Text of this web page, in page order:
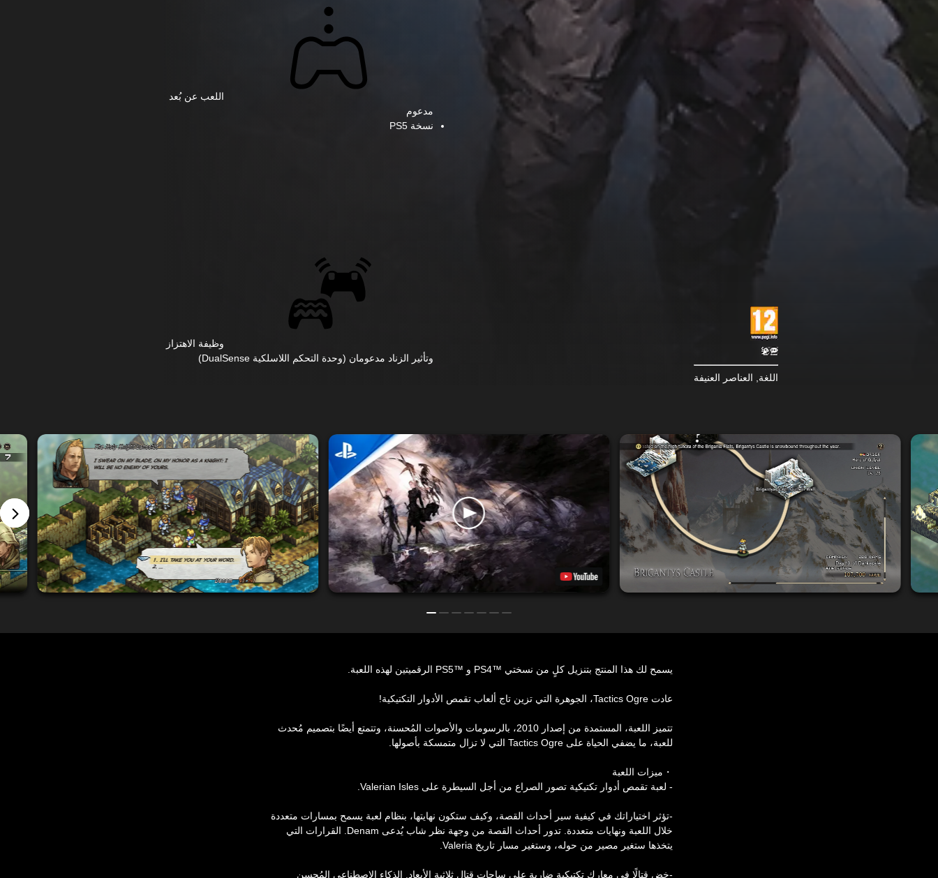
اللعب عن بُعد
مدعوم
نسخة PS5‏
وظيفة الاهتزاز
وتأثير الزناد مدعومان (وحدة التحكم اللاسلكية DualSense‏)
اللغة, العناصر العنيفة
يسمح لك هذا المنتج بتنزيل كلٍ من نسختي PS4™‎ و PS5™‎ الرقميتين لهذه اللعبة.
عادت Tactics Ogre، الجوهرة التي تزين تاج ألعاب تقمص الأدوار التكتيكية!
تتميز اللعبة، المستمدة من إصدار 2010، بالرسومات والأصوات المُحسنة، وتتمتع أيضًا بتصميم مُحدث
للعبة، ما يضفي الحياة على Tactics Ogre التي لا تزال متمسكة بأصولها.
・ميزات اللعبة
- لعبة تقمص أدوار تكتيكية تصور الصراع من أجل السيطرة على Valerian Isles.
-تؤثر اختياراتك في كيفية سير أحداث القصة، وكيف ستكون نهايتها، بنظام لعبة يسمح بمسارات متعددة
خلال اللعبة ونهايات متعددة. تدور أحداث القصة من وجهة نظر شاب يُدعى Denam. القرارات التي
يتخذها ستغير مصير من حوله، وستغير مسار تاريخ Valeria.
-خض قتالًا في معارك تكتيكية ضارية على ساحات قتال ثلاثية الأبعاد. الذكاء الاصطناعي المُحسن